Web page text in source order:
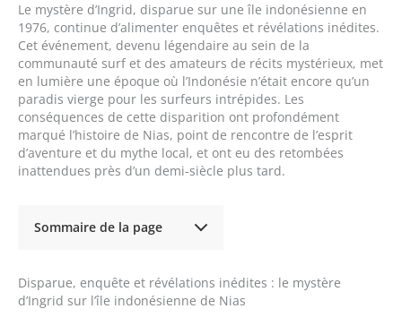
Le mystère d’Ingrid, disparue sur une île indonésienne en
1976, continue d’alimenter enquêtes et révélations inédites.
Cet événement, devenu légendaire au sein de la
communauté surf et des amateurs de récits mystérieux, met
en lumière une époque où l’Indonésie n’était encore qu’un
paradis vierge pour les surfeurs intrépides. Les
conséquences de cette disparition ont profondément
marqué l’histoire de Nias, point de rencontre de l’esprit
d’aventure et du mythe local, et ont eu des retombées
inattendues près d’un demi-siècle plus tard.
Sommaire de la page
Disparue, enquête et révélations inédites : le mystère
d’Ingrid sur l’île indonésienne de Nias